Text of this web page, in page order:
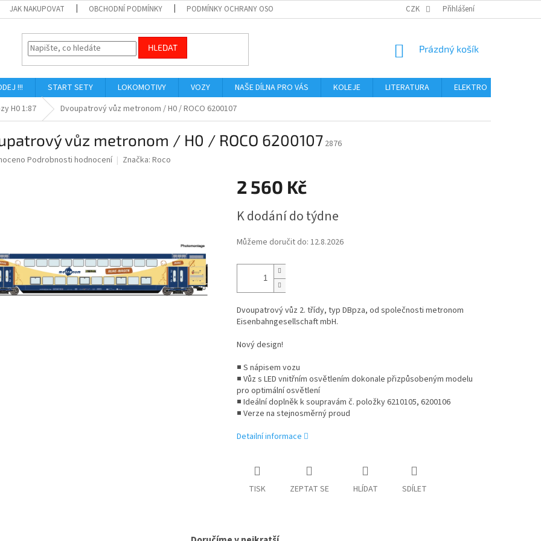
JAK NAKUPOVAT OBCHODNÍ PODMÍNKY PODMÍNKY OCHRANY OSOBNÍCH ÚDAJŮ CZK Přihlášení
HLEDAT
NÁKUPNÍ
Prázdný košík
!!! START SETY LOKOMOTIVY VOZY NAŠE DÍLNA PRO VÁS KOLEJE LITERATURA ELEKTRO
H0 1:87 Dvoupatrový vůz metronom / H0 / ROCO 6200107
vůz metronom / H0 / ROCO 6200107 2876
Podrobnosti hodnocení Značka: Roco
2 560 Kč
cena:
K dodání do týdne
Můžeme doručit do: 12.8.2026
Dvoupatrový vůz 2. třídy, typ DBpza, od společnosti metronom
Eisenbahngesellschaft mbH.
Nový design!
■ S nápisem vozu
■ Vůz s LED vnitřním osvětlením dokonale přizpůsobeným modelu
pro optimální osvětlení
■ Ideální doplněk k soupravám č. položky 6210105, 6200106
■ Verze na stejnosměrný proud
Detailní informace
TISK ZEPTAT SE HLÍDAT SDÍLET